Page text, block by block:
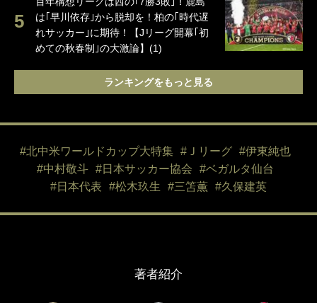
は｢早川依存｣から脱却を！柏の｢時代遅
れサッカー｣に期待！【Jリーグ開幕｢初
めての秋春制｣の大激論】(1)
ランキングをもっと見る
#北中米ワールドカップ大特集 #Ｊリーグ
#伊東純也
#中村敬斗
#日本サッカー協会
#ベガルタ仙台
#日本代表
#松木玖生 #三笘薫 #久保建英
著者紹介